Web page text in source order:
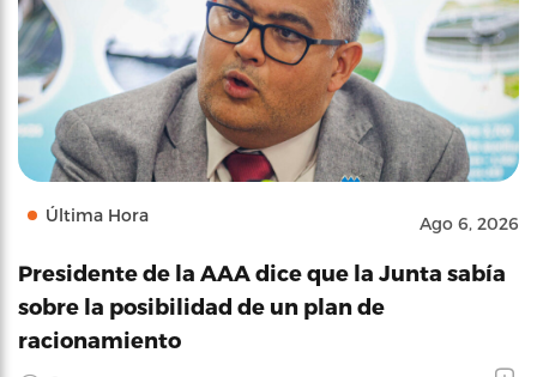
Última Hora Ago 6, 2026
Presidente de la AAA dice que la Junta sabía
sobre la posibilidad de un plan de
racionamiento